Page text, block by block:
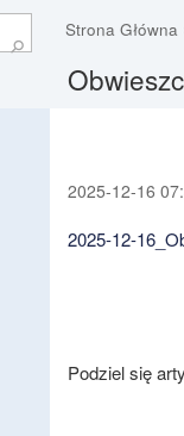
⚲
Strona Główna
2025-12-16
2025-12-
Podziel się